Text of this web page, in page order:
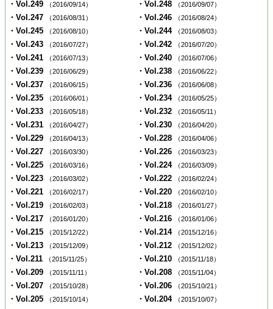
・Vol.249 （2016/09/14） ・Vol.248 （2016/09/07）
・Vol.247 （2016/08/31） ・Vol.246 （2016/08/24）
・Vol.245 （2016/08/10） ・Vol.244 （2016/08/03）
・Vol.243 （2016/07/27） ・Vol.242 （2016/07/20）
・Vol.241 （2016/07/13） ・Vol.240 （2016/07/06）
・Vol.239 （2016/06/29） ・Vol.238 （2016/06/22）
・Vol.237 （2016/06/15） ・Vol.236 （2016/06/08）
・Vol.235 （2016/06/01） ・Vol.234 （2016/05/25）
・Vol.233 （2016/05/18） ・Vol.232 （2016/05/11）
・Vol.231 （2016/04/27） ・Vol.230 （2016/04/20）
・Vol.229 （2016/04/13） ・Vol.228 （2016/04/06）
・Vol.227 （2016/03/30） ・Vol.226 （2016/03/23）
・Vol.225 （2016/03/16） ・Vol.224 （2016/03/09）
・Vol.223 （2016/03/02） ・Vol.222 （2016/02/24）
・Vol.221 （2016/02/17） ・Vol.220 （2016/02/10）
・Vol.219 （2016/02/03） ・Vol.218 （2016/01/27）
・Vol.217 （2016/01/20） ・Vol.216 （2016/01/06）
・Vol.215 （2015/12/22） ・Vol.214 （2015/12/16）
・Vol.213 （2015/12/09） ・Vol.212 （2015/12/02）
・Vol.211 （2015/11/25） ・Vol.210 （2015/11/18）
・Vol.209 （2015/11/11） ・Vol.208 （2015/11/04）
・Vol.207 （2015/10/28） ・Vol.206 （2015/10/21）
・Vol.205 （2015/10/14） ・Vol.204 （2015/10/07）